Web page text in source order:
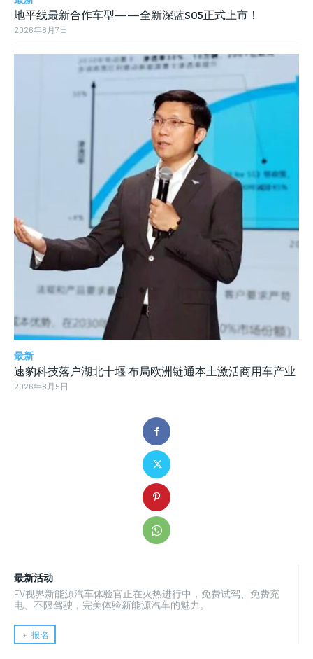
最新活动
EV视界新能源汽车体验官正在火热进行中，免费试驾、免费充
电、不限驾驶，完美体验新能源汽车的魅力。
﹢ 报名
地平线最新合作车型——全新深蓝S05正式上市！
2026年8月7日
最新
速豹科技落户湖北十堰 布局欧洲链通本土激活商用车产业
2026年8月5日